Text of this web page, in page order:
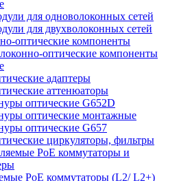
для одноволоконных сетей
для двухволоконных сетей
оптические компоненты
оптические компоненты
адаптеры
аттенюаторы
оптические G652D
оптические монтажные
оптические G657
циркуляторы, фильтры
PoE коммутаторы и
PoE коммутаторы (L2/ L2+)